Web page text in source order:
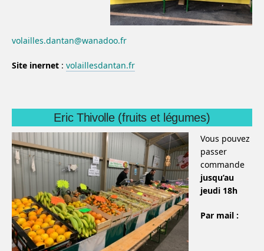
volailles.dantan@wanadoo.fr
Site inernet : volaillesdantan.fr
Eric Thivolle (fruits et légumes)
Vous pouvez
passer
commande
jusqu’au
jeudi 18h
Par mail :